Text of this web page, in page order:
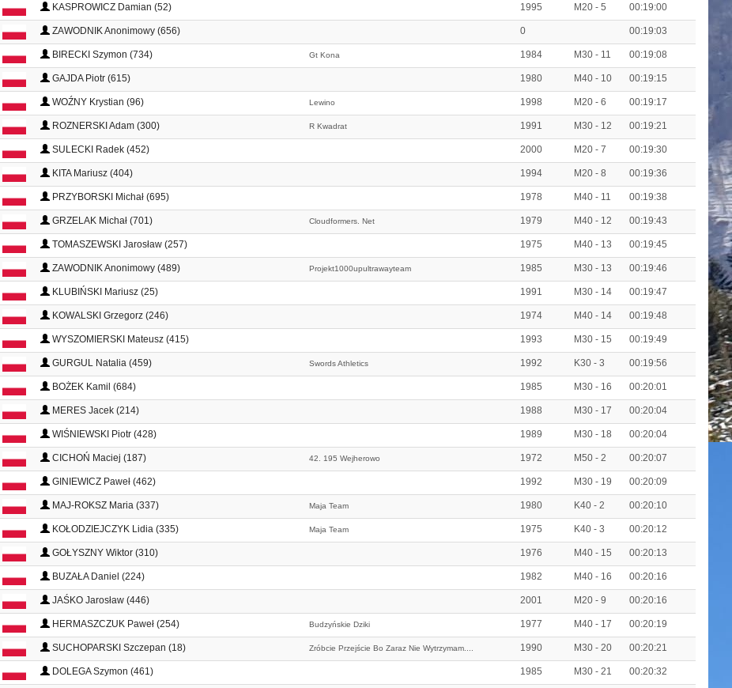
KASPROWICZ Damian (52) 1995 M20 - 5 00:19:00
ZAWODNIK Anonimowy (656) 0 00:19:03
BIRECKI Szymon (734) Gt Kona 1984 M30 - 11 00:19:08
GAJDA Piotr (615) 1980 M40 - 10 00:19:15
WOŹNY Krystian (96) Lewino 1998 M20 - 6 00:19:17
ROZNERSKI Adam (300) R Kwadrat 1991 M30 - 12 00:19:21
SULECKI Radek (452) 2000 M20 - 7 00:19:30
KITA Mariusz (404) 1994 M20 - 8 00:19:36
PRZYBORSKI Michał (695) 1978 M40 - 11 00:19:38
GRZELAK Michał (701) Cloudformers. Net 1979 M40 - 12 00:19:43
TOMASZEWSKI Jarosław (257) 1975 M40 - 13 00:19:45
ZAWODNIK Anonimowy (489) Projekt1000upultrawayteam 1985 M30 - 13 00:19:46
KLUBIŃSKI Mariusz (25) 1991 M30 - 14 00:19:47
KOWALSKI Grzegorz (246) 1974 M40 - 14 00:19:48
WYSZOMIERSKI Mateusz (415) 1993 M30 - 15 00:19:49
GURGUL Natalia (459) Swords Athletics 1992 K30 - 3 00:19:56
BOŻEK Kamil (684) 1985 M30 - 16 00:20:01
MERES Jacek (214) 1988 M30 - 17 00:20:04
WIŚNIEWSKI Piotr (428) 1989 M30 - 18 00:20:04
CICHOŃ Maciej (187) 42. 195 Wejherowo 1972 M50 - 2 00:20:07
GINIEWICZ Paweł (462) 1992 M30 - 19 00:20:09
MAJ-ROKSZ Maria (337) Maja Team 1980 K40 - 2 00:20:10
KOŁODZIEJCZYK Lidia (335) Maja Team 1975 K40 - 3 00:20:12
GOŁYSZNY Wiktor (310) 1976 M40 - 15 00:20:13
BUZAŁA Daniel (224) 1982 M40 - 16 00:20:16
JAŚKO Jarosław (446) 2001 M20 - 9 00:20:16
HERMASZCZUK Paweł (254) Budzyńskie Dziki 1977 M40 - 17 00:20:19
SUCHOPARSKI Szczepan (18) Zróbcie Przejście Bo Zaraz Nie Wytrzymam.... 1990 M30 - 20 00:20:21
DOLEGA Szymon (461) 1985 M30 - 21 00:20:32